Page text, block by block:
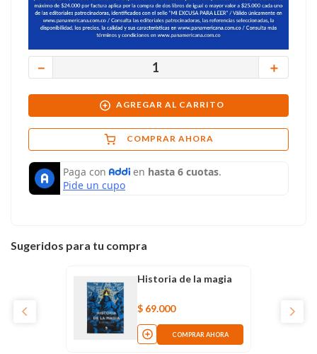
＋
－
AGREGAR AL CARRITO
COMPRAR AHORA
Sugeridos para tu compra
Historia de la magia
$ 69.000
COMPRAR AHORA